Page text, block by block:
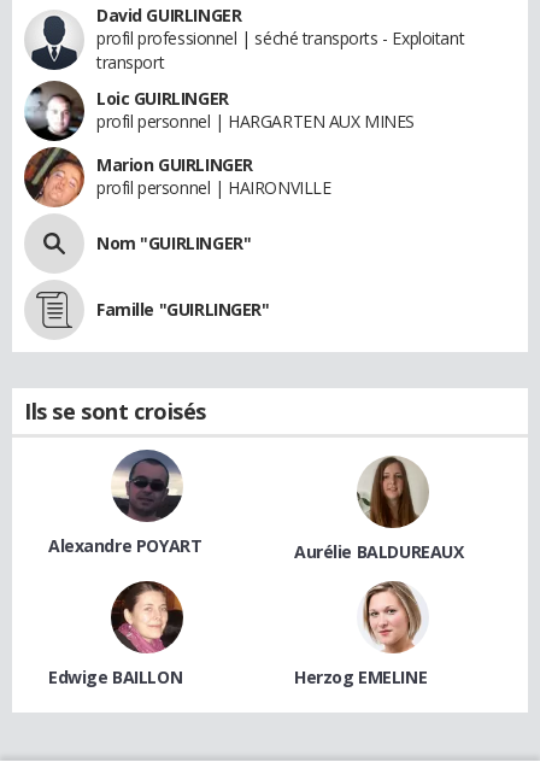
David GUIRLINGER
profil professionnel | séché transports - Exploitant
transport
Loic GUIRLINGER
profil personnel | HARGARTEN AUX MINES
Marion GUIRLINGER
profil personnel | HAIRONVILLE
Nom "GUIRLINGER"
Famille "GUIRLINGER"
Ils se sont croisés
Alexandre POYART Aurélie BALDUREAUX
Edwige BAILLON Herzog EMELINE